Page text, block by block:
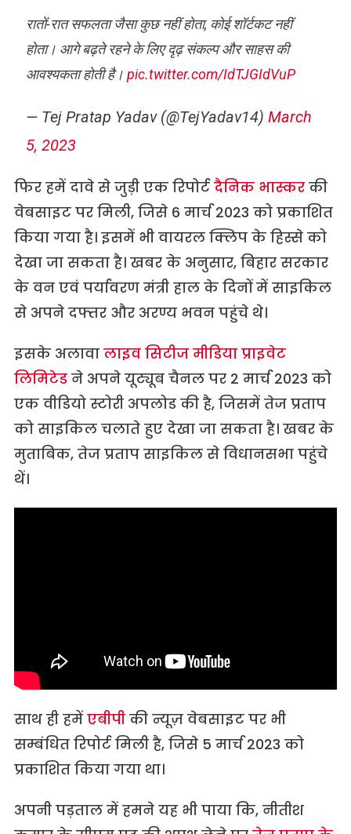
रातों-रात सफलता जैसा कुछ नहीं होता, कोई शॉर्टकट नहीं
होता। आगे बढ़ते रहने के लिए दृढ़ संकल्प और साहस की
आवश्यकता होती है। pic.twitter.com/IdTJGIdVuP
— Tej Pratap Yadav (@TejYadav14) March
5, 2023
फिर हमें दावे से जुड़ी एक रिपोर्टदैनिक भास्करकी
वेबसाइट पर मिली, जिसे 6 मार्च 2023 को प्रकाशित
किया गया है। इसमें भी वायरल क्लिप के हिस्से को
देखा जा सकता है। खबर के अनुसार, बिहार सरकार
के वन एवं पर्यावरण मंत्री हाल के दिनों में साइकिल
से अपने दफ्तर और अरण्य भवन पहुंचे थे।
इसके अलावा लाइव सिटीज मीडिया प्राइवेट
लिमिटेडने अपने यूट्यूब चैनल पर 2 मार्च 2023 को
एक वीडियो स्टोरी अपलोड की है, जिसमें तेज प्रताप
को साइकिल चलाते हुए देखा जा सकता है। खबर के
मुताबिक, तेज प्रताप साइकिल से विधानसभा पहुंचे
थें।
साथ ही हमें एबीपीकी न्यूज़ वेबसाइट पर भी
सम्बंधित रिपोर्ट मिली है, जिसे 5 मार्च 2023 को
प्रकाशित किया गया था।
अपनी पड़ताल में हमने यह भी पाया कि, नीतीश